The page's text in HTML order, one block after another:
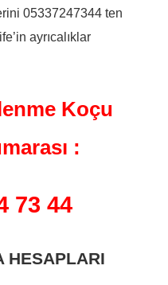
05337247344 ten
ayrıcalıklar
Koçu
:
73 44
HESAPLARI